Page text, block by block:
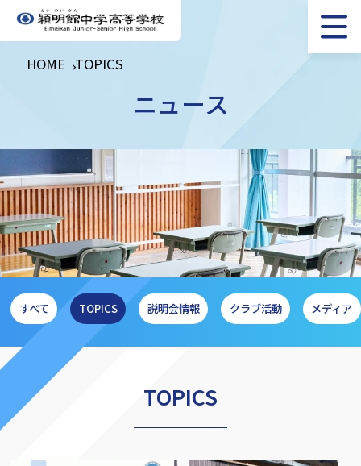
HOME TOPICS
ニュース
すべて TOPICS 説明会情報 クラブ活動 メディア
TOPICS